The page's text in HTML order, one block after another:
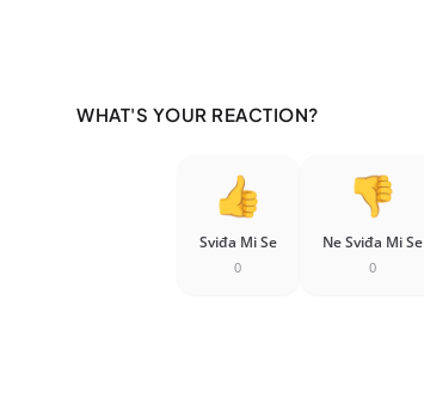
WHAT'S YOUR REACTION?
Sviđa Mi Se
0
Ne Sviđa Mi Se
0